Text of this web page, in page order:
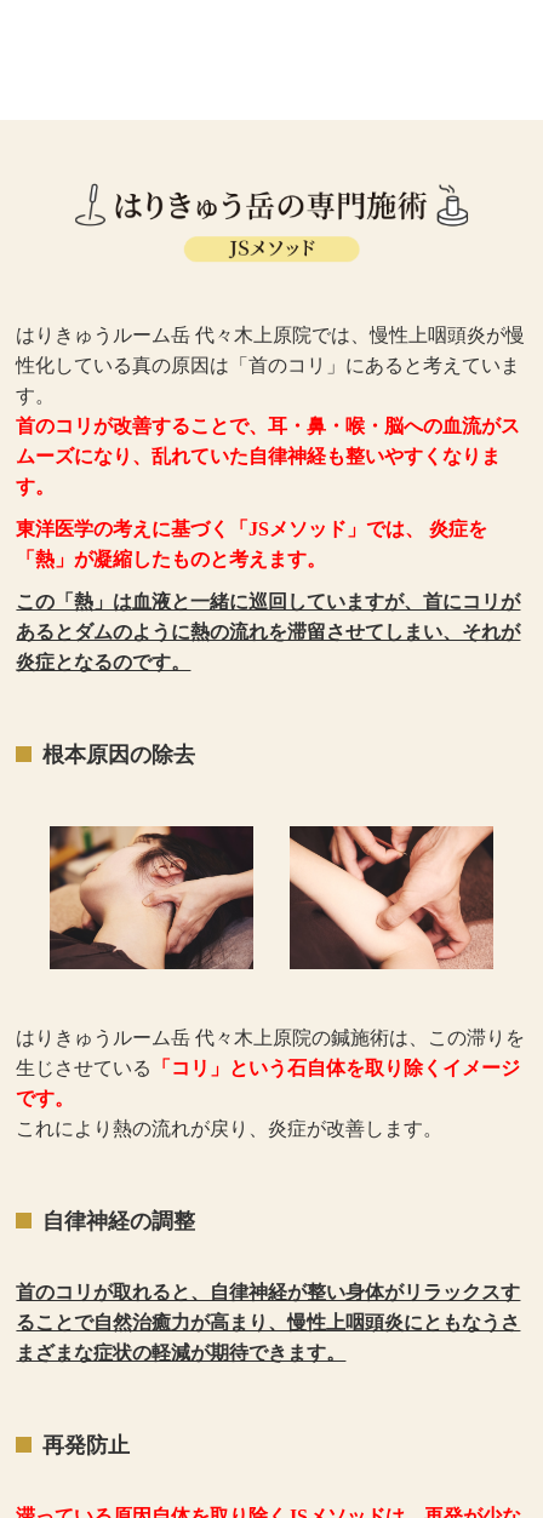
はりきゅうルーム岳 代々木上原院では、慢性上咽頭炎が慢
性化している真の原因は「首のコリ」にあると考えていま
す。
首のコリが改善することで、耳・鼻・喉・脳への血流がス
ムーズになり、乱れていた自律神経も整いやすくなりま
す。
東洋医学の考えに基づく「JSメソッド」では、 炎症を
「熱」が凝縮したものと考えます。
この「熱」は血液と一緒に巡回していますが、首にコリが
あるとダムのように熱の流れを滞留させてしまい、それが
炎症となるのです。
根本原因の除去
はりきゅうルーム岳 代々木上原院の鍼施術は、この滞りを
生じさせている
「コリ」という石自体を取り除くイメージ
です。
これにより熱の流れが戻り、炎症が改善します。
自律神経の調整
首のコリが取れると、自律神経が整い身体がリラックスす
ることで自然治癒力が高まり、慢性上咽頭炎にともなうさ
まざまな症状の軽減が期待できます。
再発防止